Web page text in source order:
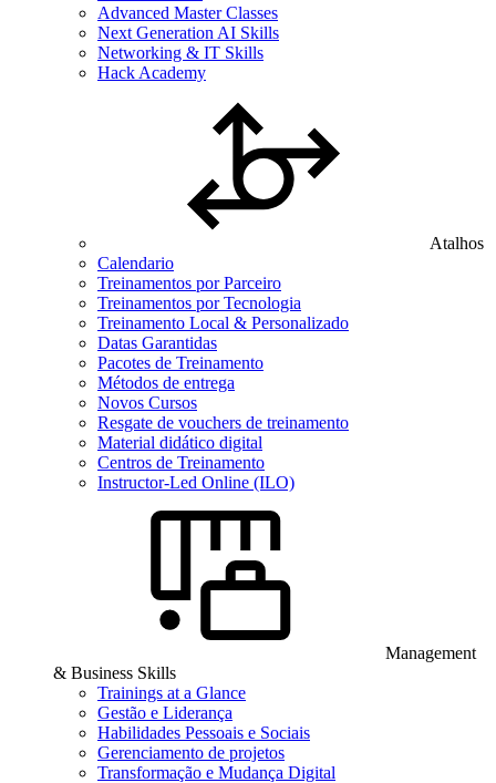
Advanced Master Classes
Next Generation AI Skills
Networking & IT Skills
Hack Academy
Atalhos
Calendario
Treinamentos por Parceiro
Treinamentos por Tecnologia
Treinamento Local & Personalizado
Datas Garantidas
Pacotes de Treinamento
Métodos de entrega
Novos Cursos
Resgate de vouchers de treinamento
Material didático digital
Centros de Treinamento
Instructor-Led Online (ILO)
Management
& Business Skills
Trainings at a Glance
Gestão e Liderança
Habilidades Pessoais e Sociais
Gerenciamento de projetos
Transformação e Mudança Digital